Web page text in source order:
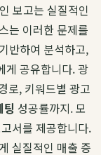
보고는 실질적인
는 이러한 문제를
반하여 분석하고,
게 공유합니다. 광
로, 키워드별 광고
팅 성공률까지. 모
서를 제공합니다.
실질적인 매출 증